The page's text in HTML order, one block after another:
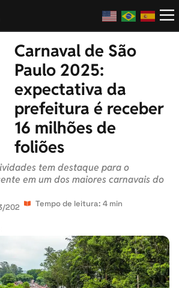
Carnaval de São
Paulo 2025:
expectativa da
prefeitura é receber
16 milhões de
foliões
tem destaque para o
em um dos maiores carnavais do
202
Tempo de leitura: 4 min